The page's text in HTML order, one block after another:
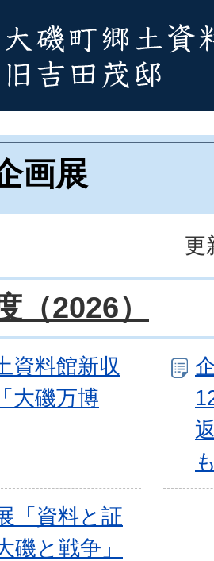
画展
更
（2026）
資料館新収
大磯万博
「資料と証
磯と戦争」